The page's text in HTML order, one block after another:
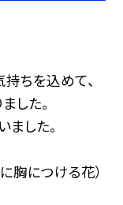
ちを込めて、
した。
した。
胸につける花）